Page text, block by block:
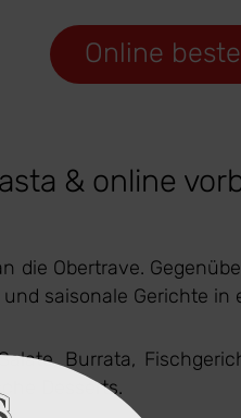
Online
& online
die Obertrave.
saisonale Gerichte in
Burrata,
Desserts.